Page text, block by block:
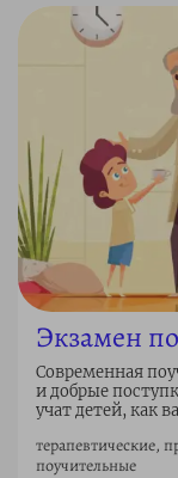
Экзамен
Современная
и добрые
учат детей, как
терапевтические,
поучительные